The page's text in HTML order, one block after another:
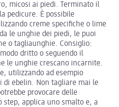
micosi ai piedi. Terminato il
pedicure. È possibile
creme specifiche o lime
le unghie dei piedi, le puoi
o tagliaunghie. Consiglio:
dritto o seguendo il
le unghie crescano incarnite.
utilizzando ad esempio
di ebelin. Non tagliare mai le
provocare delle
applica uno smalto e, a